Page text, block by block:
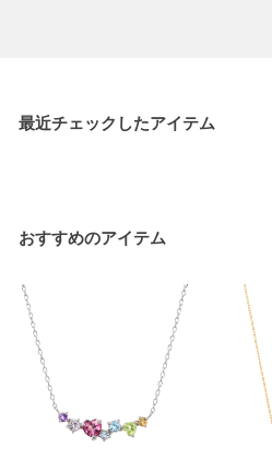
最近チェックしたアイテム
おすすめのアイテム